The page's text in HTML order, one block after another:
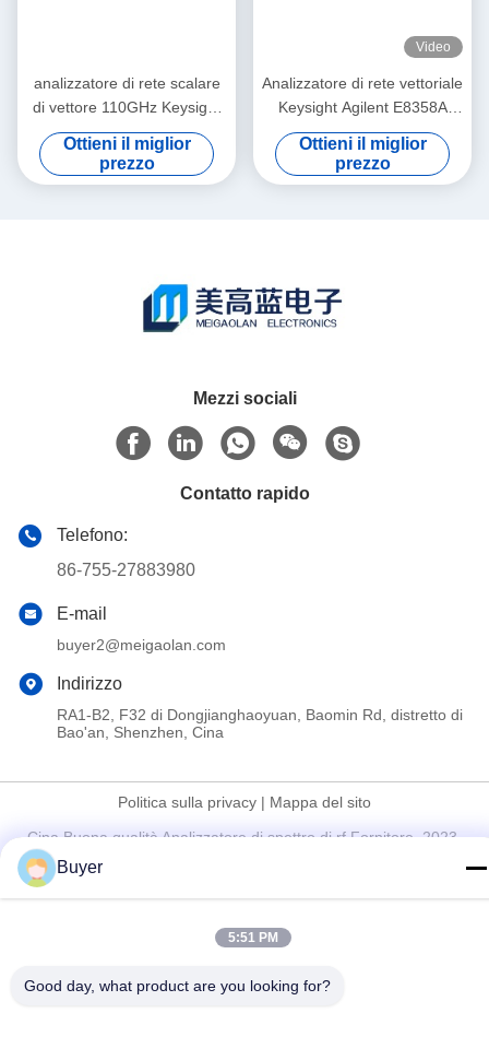
analizzatore di rete scalare
di vettore 110GHz Keysight
Agilent 8757D con lo
schermo a colori
Ottieni il miglior
prezzo
Video
Analizzatore di rete vettoriale
Keysight Agilent E8358A
PNA 300 KHz - 9 GHz da
rack, usato
Ottieni il miglior
prezzo
Mezzi sociali
Contatto rapido
Telefono:
86-755-27883980
E-mail
buyer2@meigaolan.com
Indirizzo
RA1-B2, F32 di Dongjianghaoyuan, Baomin Rd, distretto di
Bao'an, Shenzhen, Cina
Politica sulla privacy | Mappa del sito
Cina Buona qualità Analizzatore di spettro di rf Fornitore. 2023-
2026 Shenzhen Meigaolan Electronic Instrument Co. Ltd Tutti i
Buyer
5:51 PM
Good day, what product are you looking for?